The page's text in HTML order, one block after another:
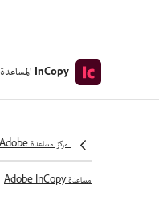
InCopy المساعدة
مركز مساعدة Adobe
مساعدة Adobe InCopy